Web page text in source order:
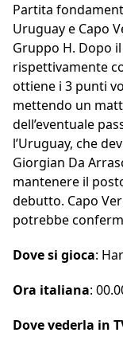
Partita
Uruguay e Capo
Gruppo H. Dopo
rispettivamente
ottiene i 3 punti
mettendo un
dell’eventuale
l’Uruguay, che
Giorgian Da
mantenere il
debutto. Capo
potrebbe
Dove si gioca:
Ora italiana:
Dove vederla in